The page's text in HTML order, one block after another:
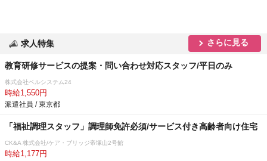
求人特集 さらに見る
教育研修サービスの提案・問い合わせ対応スタッフ/平日のみ
株式会社ベルシステム24
時給1,550円
派遣社員 / 東京都
「福祉調理スタッフ」調理師免許必須/サービス付き高齢者向け住宅
CK&A 株式会社/ケア・ブリッジ帝塚山2号館
時給1,177円